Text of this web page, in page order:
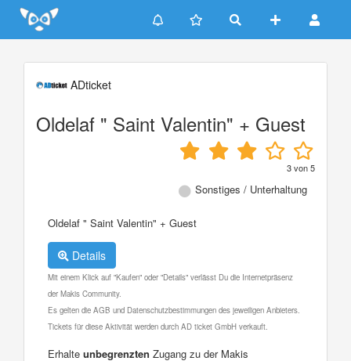
Update cookies preferences
ADticket
Oldelaf " Saint Valentin" + Guest
3von5
Sonstiges / Unterhaltung
Oldelaf " Saint Valentin" + Guest
Details
Mit einem Klick auf "Kaufen" oder "Details" verlässt Du die Internetpräsenz
der Makis Community.
Es gelten die AGB und Datenschutzbestimmungen des jeweiligen Anbieters.
Tickets für diese Aktivität werden durch AD ticket GmbH verkauft.
Erhalte unbegrenzten Zugang zu der Makis